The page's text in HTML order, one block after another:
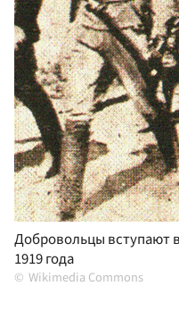
Добровольцы вступают
1919 года
Wikimedia Commons